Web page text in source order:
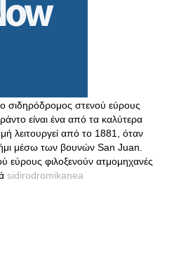
σιδηρόδρομος στενού εύρους
είναι ένα από τα καλύτερα
λειτουργεί από το 1881, όταν
μέσω των βουνών San Juan.
εύρους φιλοξενούν ατμομηχανές
sidirodromikanea